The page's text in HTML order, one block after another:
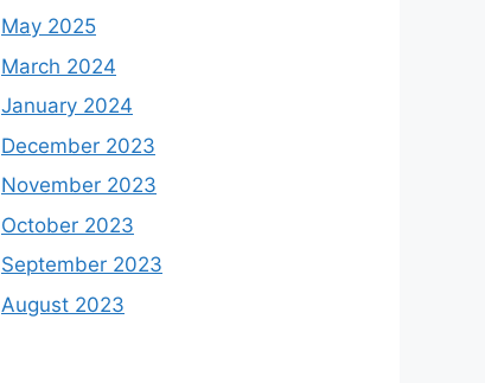
May 2025
March 2024
January 2024
December 2023
November 2023
October 2023
September 2023
August 2023